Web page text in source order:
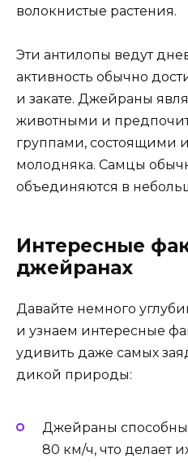
волокнистые растения.
Эти антилопы ведут
активность обычно
и закате. Джейраны
животными и
группами, состоящими
молодняка. Самцы
объединяются в
Интересные
джейранах
Давайте немного
и узнаем интересные
удивить даже самых
дикой природы:
Джейраны способны
80 км/ч, что делает